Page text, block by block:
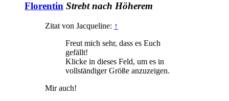
Florentin Strebt nach Höherem
Zitat von Jacqueline: ↑
Freut mich sehr, dass es Euch
gefällt!
Klicke in dieses Feld, um es in
vollständiger Größe anzuzeigen.
Mir auch!